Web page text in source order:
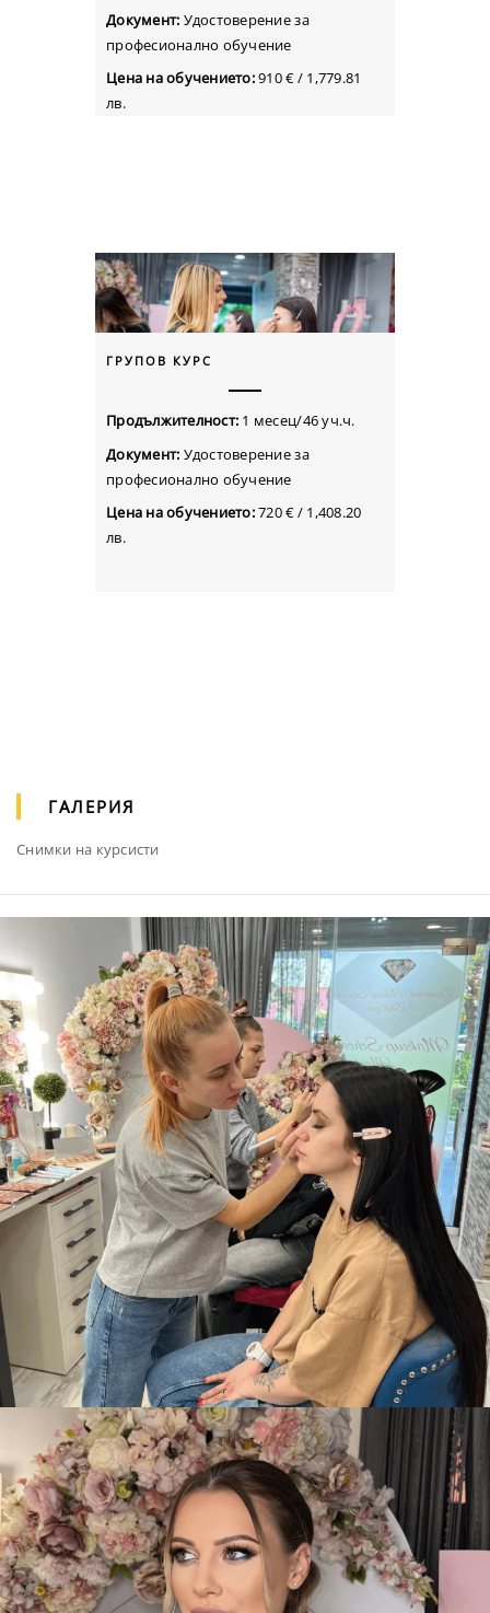
Документ: Удостоверение за
професионално обучение
Цена на обучението:910 € / 1,779.81
лв.
ГРУПОВ КУРС
Продължителност: 1 месец/46 уч.ч.
Документ: Удостоверение за
професионално обучение
Цена на обучението:720 € / 1,408.20
лв.
ГАЛЕРИЯ
Снимки на курсисти